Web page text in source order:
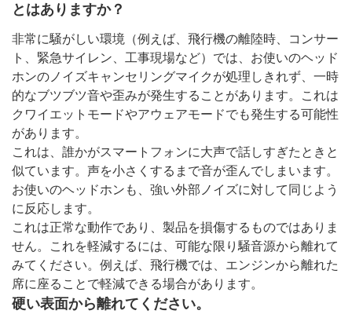
とはありますか？
非常に騒がしい環境（例えば、飛行機の離陸時、コンサー
ト、緊急サイレン、工事現場など）では、お使いのヘッド
ホンのノイズキャンセリングマイクが処理しきれず、一時
的なブツブツ音や歪みが発生することがあります。これは
クワイエットモードやアウェアモードでも発生する可能性
があります。
これは、誰かがスマートフォンに大声で話しすぎたときと
似ています。声を小さくするまで音が歪んでしまいます。
お使いのヘッドホンも、強い外部ノイズに対して同じよう
に反応します。
これは正常な動作であり、製品を損傷するものではありま
せん。これを軽減するには、可能な限り騒音源から離れて
みてください。例えば、飛行機では、エンジンから離れた
席に座ることで軽減できる場合があります。
硬い表面から離れてください。